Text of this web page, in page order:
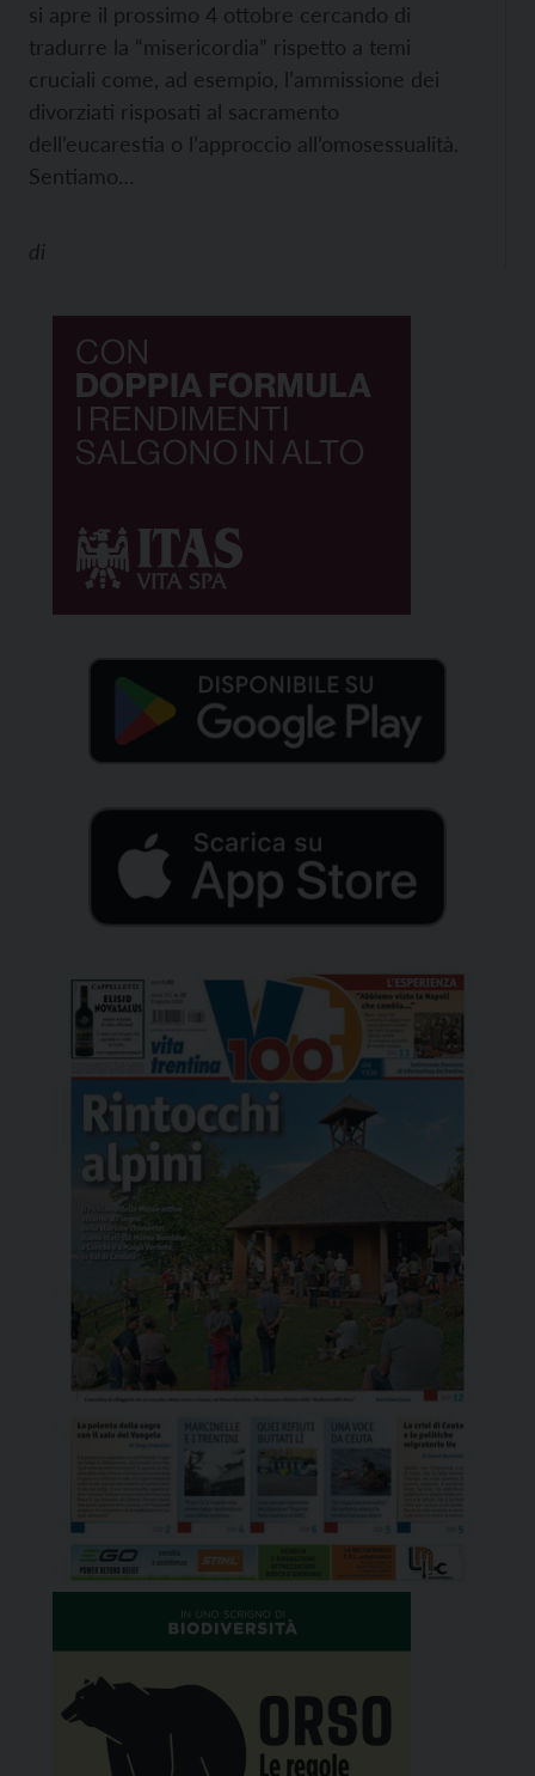
si apre il prossimo 4 ottobre cercando di
tradurre la “misericordia” rispetto a temi
cruciali come, ad esempio, l’ammissione dei
divorziati risposati al sacramento
dell’eucarestia o l’approccio all’omosessualità.
Sentiamo…
di